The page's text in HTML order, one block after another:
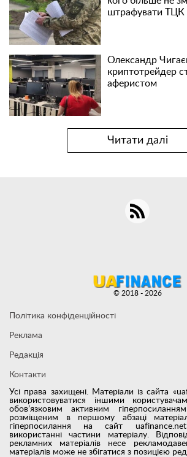
штрафувати ТЦК
Олександр
криптотрейдер
аферистом
Читати далі
Усі права захищені. Матеріали із сайта
використовуватися іншими
обов’язковим активним
розміщеним в першому абзаці
гіперпосилання на сайт
використанні частини матеріалу.
рекламних матеріалів несе
матеріалів може не збігатися з позицією
Політика конфіденційності
Реклама
Редакція
Контакти
© 2018 - 2026